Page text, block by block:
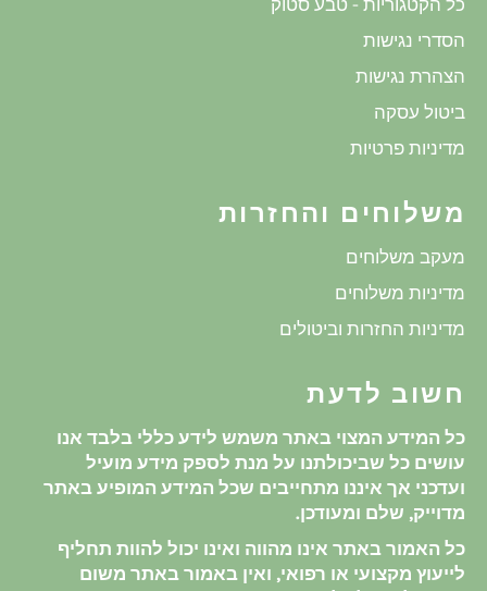
הסדרי נגישות
הצהרת נגישות
ביטול עסקה
מדיניות פרטיות
משלוחים והחזרות
מעקב משלוחים
מדיניות משלוחים
מדיניות החזרות וביטולים
חשוב לדעת
כל המידע המצוי באתר משמש לידע כללי בלבד אנו
עושים כל שביכולתנו על מנת לספק מידע מועיל
ועדכני אך איננו מתחייבים שכל המידע המופיע באתר
מדוייק, שלם ומעודכן.
כל האמור באתר אינו מהווה ואינו יכול להוות תחליף
לייעוץ מקצועי או רפואי, ואין באמור באתר משום